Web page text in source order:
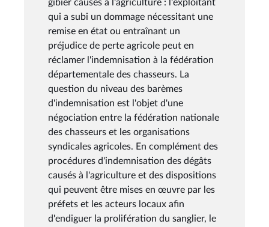
gibier causés à l'agriculture : l'exploitant
qui a subi un dommage nécessitant une
remise en état ou entraînant un
préjudice de perte agricole peut en
réclamer l'indemnisation à la fédération
départementale des chasseurs. La
question du niveau des barèmes
d'indemnisation est l'objet d'une
négociation entre la fédération nationale
des chasseurs et les organisations
syndicales agricoles. En complément des
procédures d'indemnisation des dégâts
causés à l'agriculture et des dispositions
qui peuvent être mises en œuvre par les
préfets et les acteurs locaux afin
d'endiguer la prolifération du sanglier, le